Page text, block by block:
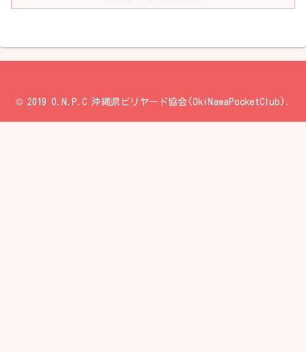
© 2019 O.N.P.C 沖縄県ビリヤード協会(OkiNawaPocketClub).